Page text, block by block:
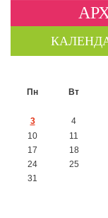
Пн
Вт
3
4
10
11
17
18
24
25
31